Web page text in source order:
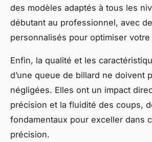
des modèles adaptés à tous les
débutant au professionnel, avec
personnalisés pour optimiser votre
Enfin, la qualité et les
d’une queue de billard ne doivent
négligées. Elles ont un impact
précision et la fluidité des coups,
fondamentaux pour exceller dans
précision.